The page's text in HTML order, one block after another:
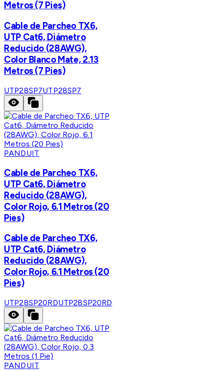
Metros (7 Pies)
Cable de Parcheo TX6,
UTP Cat6, Diámetro
Reducido (28AWG),
Color Blanco Mate, 2.13
Metros (7 Pies)
UTP28SP7UTP28SP7
PANDUIT
Cable de Parcheo TX6,
UTP Cat6, Diámetro
Reducido (28AWG),
Color Rojo, 6.1 Metros (20
Pies)
Cable de Parcheo TX6,
UTP Cat6, Diámetro
Reducido (28AWG),
Color Rojo, 6.1 Metros (20
Pies)
UTP28SP20RDUTP28SP20RD
PANDUIT